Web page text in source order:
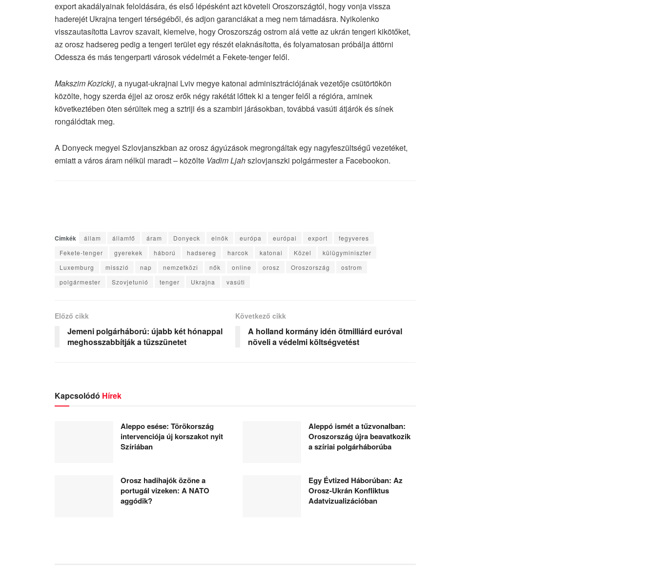
export akadályainak feloldására, és első lépésként azt követeli Oroszországtól, hogy vonja vissza
haderejét Ukrajna tengeri térségéből, és adjon garanciákat a meg nem támadásra. Nyikolenko
visszautasította Lavrov szavait, kiemelve, hogy Oroszország ostrom alá vette az ukrán tengeri kikötőket,
az orosz hadsereg pedig a tengeri terület egy részét elaknásította, és folyamatosan próbálja áttörni
Odessza és más tengerparti városok védelmét a Fekete-tenger felől.
Makszim Kozickij, a nyugat-ukrajnai Lviv megye katonai adminisztrációjának vezetője csütörtökön
közölte, hogy szerda éjjel az orosz erők négy rakétát lőttek ki a tenger felől a régióra, aminek
következtében öten sérültek meg a sztriji és a szambiri járásokban, továbbá vasúti átjárók és sínek
rongálódtak meg.
A Donyeck megyei Szlovjanszkban az orosz ágyúzások megrongáltak egy nagyfeszültségű vezetéket,
emiatt a város áram nélkül maradt – közölte Vadim Ljahszlovjanszki polgármester a Facebookon.
Címkék állam államfő áram Donyeck elnök európa európai export
fegyveres
Fekete-tenger
gyerekek háború hadsereg harcok katonai Közel
külügyminiszter
Luxemburg
misszió nap nemzetközi nők online orosz Oroszország
ostrom
polgármester
Szovjetunió tenger Ukrajna vasúti
Előző cikk
Jemeni polgárháború: újabb két hónappal
meghosszabbítják a tűzszünetet
Következő cikk
A holland kormány idén ötmilliárd euróval
növeli a védelmi költségvetést
Kapcsolódó Hírek
Aleppo esése: Törökország
intervenciója új korszakot nyit
Szíriában
Aleppó ismét a tűzvonalban:
Oroszország újra beavatkozik
a szíriai polgárháborúba
Orosz hadihajók özöne a
portugál vizeken: A NATO
aggódik?
Egy Évtized Háborúban: Az
Orosz-Ukrán Konfliktus
Adatvizualizációban